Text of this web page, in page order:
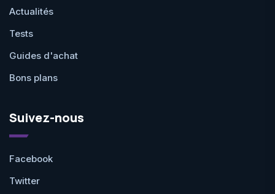
Actualités
Tests
Guides d'achat
Bons plans
Suivez-nous
Facebook
Twitter